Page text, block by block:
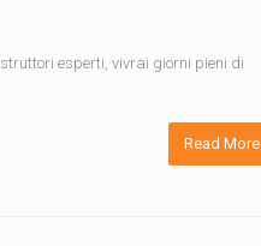
esperti, vivrai giorni pieni di
Read More